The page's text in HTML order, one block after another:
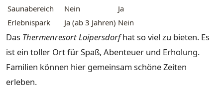
Saunabereich
Nein
Ja
Erlebnispark
Ja (ab 3 Jahren) Nein
Das Thermenresort Loipersdorfhat so viel zu bieten. Es
ist ein toller Ort für Spaß, Abenteuer und Erholung.
Familien können hier gemeinsam schöne Zeiten
erleben.